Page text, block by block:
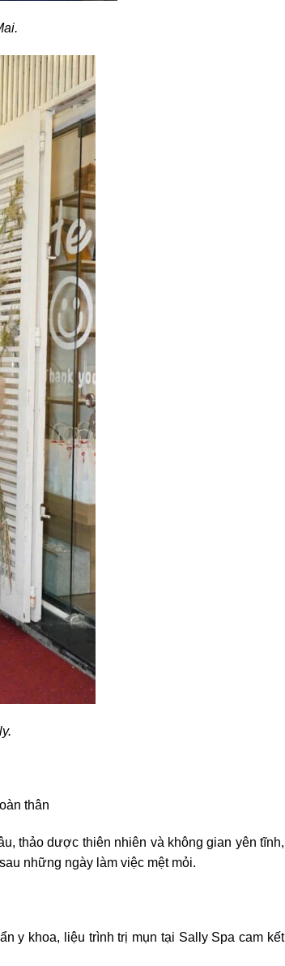
thân
thảo dược thiên nhiên và không gian yên tĩnh,
những ngày làm việc mệt mỏi.
y khoa, liệu trình trị mụn tại Sally Spa cam kết